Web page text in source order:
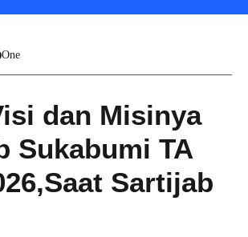
One
dan Misinya
Sukabumi TA
Sartijab